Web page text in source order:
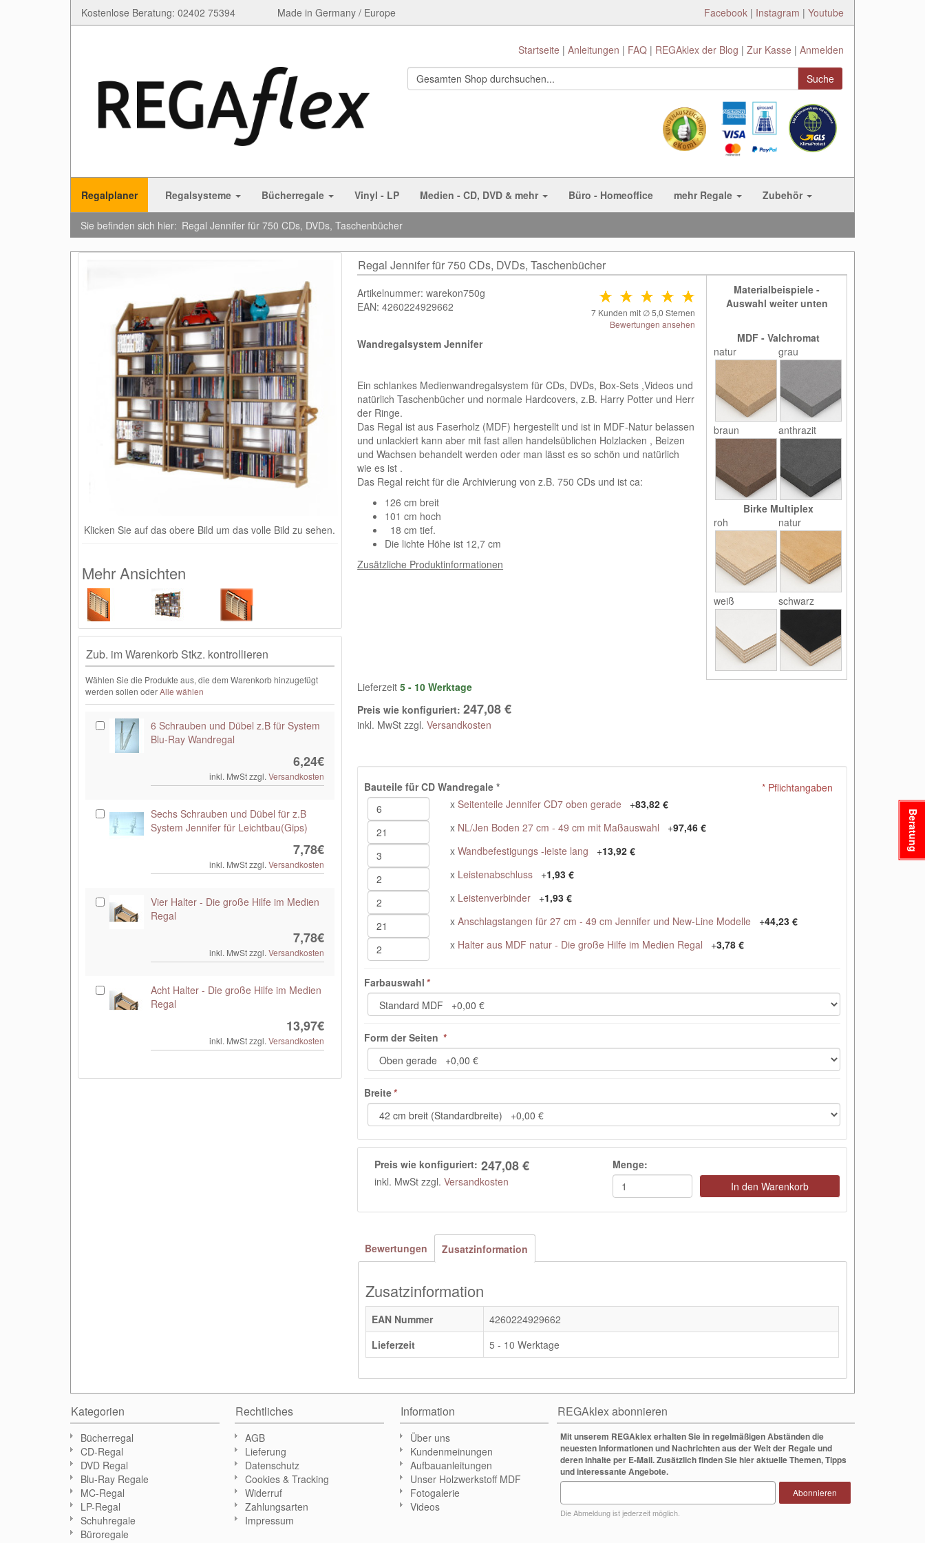
Kostenlose Beratung: 02402 75394 Made in Germany / Europe Facebook | Instagram | Youtube
Startseite Anleitungen FAQ REGAklex der Blog Zur Kasse Anmelden
Suche
Regalplaner Regalsysteme Bücherregale Vinyl - LP Medien - CD, DVD & mehr Büro - Homeoffice mehr Regale Zubehör
Sie befinden sich hier: Regal Jennifer für 750 CDs, DVDs, Taschenbücher
Klicken Sie auf das obere Bild um das volle Bild zu sehen.
Mehr Ansichten
Regal Jennifer für 750 CDs, DVDs, Taschenbücher
Artikelnummer: warekon750g
EAN: 4260224929662
7 Kunden mit ∅5,0 Sternen
Bewertungen ansehen
Wandregalsystem Jennifer
Ein schlankes Medienwandregalsystem für CDs, DVDs, Box-Sets ,Videos und
natürlich Taschenbücher und normale Hardcovers, z.B. Harry Potter und Herr
der Ringe.
Das Regal ist aus Faserholz (MDF) hergestellt und ist in MDF-Natur belassen
und unlackiert kann aber mit fast allen handelsüblichen Holzlacken , Beizen
und Wachsen behandelt werden oder man lässt es so schön und natürlich
wie es ist .
Das Regal reicht für die Archivierung von z.B. 750 CDs und ist ca:
126 cm breit
101 cm hoch
18 cm tief.
Die lichte Höhe ist 12,7 cm
Zusätzliche Produktinformationen
Materialbeispiele -
Auswahl weiter unten
MDF - Valchromat
natur
grau
braun anthrazit
Birke Multiplex
roh
natur
weiß schwarz
Lieferzeit5 - 10 Werktage
Preis wie konfiguriert: 247,08 €
inkl. MwSt zzgl.Versandkosten
Bauteile für CD Wandregale *
x Seitenteile Jennifer CD7 oben gerade +83,82 €
x NL/Jen Boden 27 cm - 49 cm mit Maßauswahl +97,46 €
x Wandbefestigungs -leiste lang +13,92 €
x Leistenabschluss +1,93 €
x Leistenverbinder +1,93 €
x Anschlagstangen für 27 cm - 49 cm Jennifer und New-Line Modelle +44,23 €
x Halter aus MDF natur - Die große Hilfe im Medien Regal +3,78 €
Farbauswahl *
Form der Seiten *
Breite*
* Pflichtangaben
Preis wie konfiguriert: 247,08 €
inkl. MwSt zzgl.Versandkosten
Menge:
In den Warenkorb
Bewertungen Zusatzinformation
Zusatzinformation
EAN Nummer
4260224929662
Lieferzeit
5 - 10 Werktage
Zub. im Warenkorb Stkz. kontrollieren
Wählen Sie die Produkte aus, die dem Warenkorb hinzugefügt
werden sollen oderAlle wählen
6 Schrauben und Dübel z.B für System
Blu-Ray Wandregal
6,24€
inkl. MwSt zzgl. Versandkosten
Sechs Schrauben und Dübel für z.B
System Jennifer für Leichtbau(Gips)
7,78€
inkl. MwSt zzgl. Versandkosten
Vier Halter - Die große Hilfe im Medien
Regal
7,78€
inkl. MwSt zzgl. Versandkosten
Acht Halter - Die große Hilfe im Medien
Regal
13,97€
inkl. MwSt zzgl. Versandkosten
REGAklex abonnieren
Mit unserem REGAklex erhalten Sie in regelmäßigen Abständen die
neuesten Informationen und Nachrichten aus der Welt der Regale und
deren Inhalte per E-Mail. Zusätzlich finden Sie hier aktuelle Themen, Tipps
und interessante Angebote.
Die Abmeldung ist jederzeit möglich.
Abonnieren
Kategorien
Bücherregal
CD-Regal
DVD Regal
Blu-Ray Regale
MC-Regal
LP-Regal
Schuhregale
Büroregale
Rechtliches
AGB
Lieferung
Datenschutz
Cookies & Tracking
Widerruf
Zahlungsarten
Impressum
Information
Über uns
Kundenmeinungen
Aufbauanleitungen
Unser Holzwerkstoff MDF
Fotogalerie
Videos
Beratung